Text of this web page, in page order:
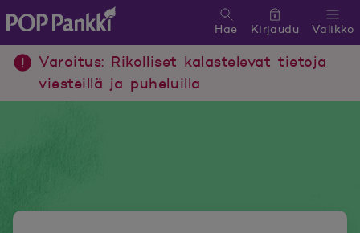
POP Pankki, etusivulle
Valikko
Hae Kirjaudu
Varoitus: Rikolliset kalastelevat tietoja
viesteillä ja puheluilla